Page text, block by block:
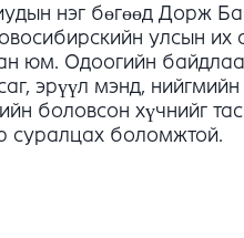
нэг бөгөөд Дорж
улсын их
юм. Одоогийн
эрүүл мэнд, нийгмийн
боловсон хүчнийг
суралцах боломжтой.